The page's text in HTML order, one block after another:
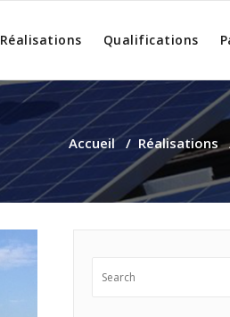
Réalisations Qualifications
Accueil/ Réalisations